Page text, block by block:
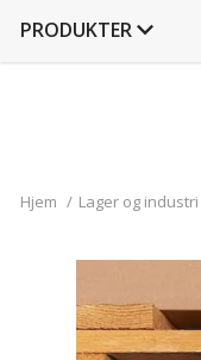
PRODUKTER
Hjem / Lager og industri